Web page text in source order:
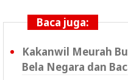
Baca juga:
Kakanwil Meurah
Bela Negara dan